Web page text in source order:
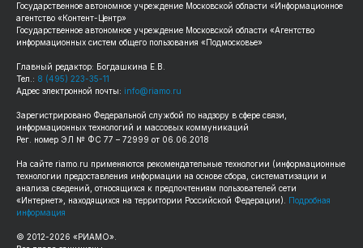
Государственное автономное учреждение Московской области «Информационное
агентство «Контент-Центр»
Государственное автономное учреждение Московской области «Агентство
информационных систем общего пользования «Подмосковье»
Главный редактор: Богдашкина Е.В.
Тел.: 8 (495) 223-35-11
Адрес электронной почты: info@riamo.ru
Зарегистрировано Федеральной службой по надзору в сфере связи,
информационных технологий и массовых коммуникаций
Рег. номер ЭЛ № ФС 77 – 72999 от 06.06.2018
На сайте riamo.ru применяются рекомендательные технологии (информационные
технологии предоставления информации на основе сбора, систематизации и
анализа сведений, относящихся к предпочтениям пользователей сети
«Интернет», находящихся на территории Российской Федерации).
Подробная
информация
© 2012-2026 «РИАМО».